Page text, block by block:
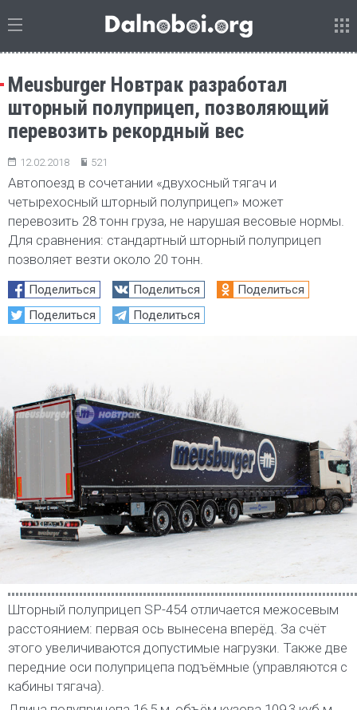
Meusburger Новтрак разработал
шторный полуприцеп, позволяющий
перевозить рекордный вес
12.02.2018 521
Автопоезд в сочетании «двухосный тягач и
четырехосный шторный полуприцеп» может
перевозить 28 тонн груза, не нарушая весовые нормы.
Для сравнения: стандартный шторный полуприцеп
позволяет везти около 20 тонн.
Поделиться Поделиться
Поделиться
Поделиться
Поделиться
Шторный полуприцеп SP-454 отличается межосевым
расстоянием: первая ось вынесена вперёд. За счёт
этого увеличиваются допустимые нагрузки. Также две
передние оси полуприцепа подъёмные (управляются с
кабины тягача).